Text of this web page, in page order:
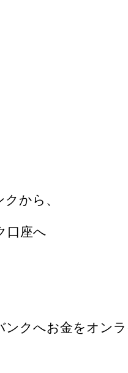
から、
口座へ
クへお金をオン